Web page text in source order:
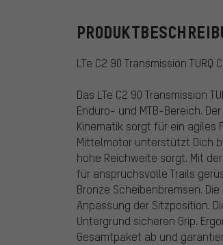
LTe C2 90 Transmission
Das LTe C2 90 Transmission
Enduro- und MTB-Bereich.
Kinematik sorgt für ein agiles
Mittelmotor unterstützt Dich
hohe Reichweite sorgt. Mit
für anspruchsvolle Trails
Bronze Scheibenbremsen.
Anpassung der Sitzposition.
Untergrund sicheren Grip.
Gesamtpaket ab und